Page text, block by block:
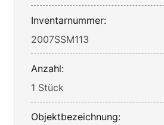
Inventarnummer:
2007SSM113
Anzahl:
1 Stück
Objektbezeichnung: